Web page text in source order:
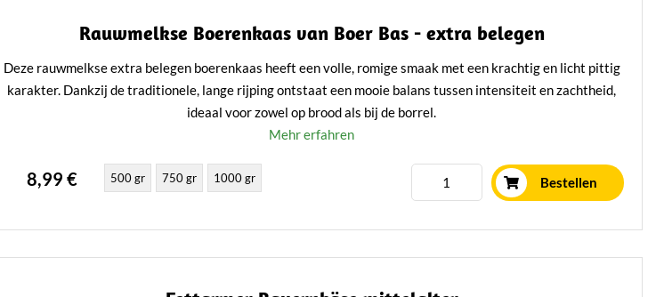
Rauwmelkse Boerenkaas van Boer Bas - extra belegen
Deze rauwmelkse extra belegen boerenkaas heeft een volle, romige smaak met een krachtig en licht pittig
karakter. Dankzij de traditionele, lange rijping ontstaat een mooie balans tussen intensiteit en zachtheid,
ideaal voor zowel op brood als bij de borrel.
Mehr erfahren
8,99 € 500 gr 750 gr 1000 gr Bestellen